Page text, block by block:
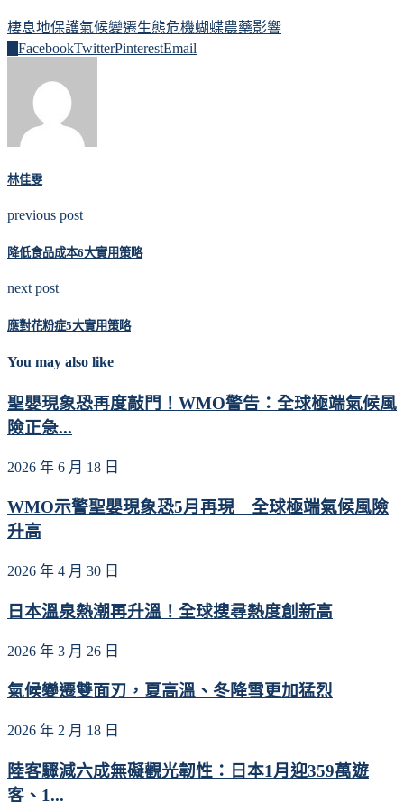
棲息地保護氣候變遷生態危機蝴蝶農藥影響
FacebookTwitterPinterestEmail
林佳雯
previous post
降低食品成本6大實用策略
next post
應對花粉症5大實用策略
You may also like
聖嬰現象恐再度敲門！WMO警告：全球極端氣候風
險正急...
2026 年 6 月 18 日
WMO示警聖嬰現象恐5月再現 全球極端氣候風險
升高
2026 年 4 月 30 日
日本溫泉熱潮再升溫！全球搜尋熱度創新高
2026 年 3 月 26 日
氣候變遷雙面刃，夏高溫、冬降雪更加猛烈
2026 年 2 月 18 日
陸客驟減六成無礙觀光韌性：日本1月迎359萬遊
客、1...